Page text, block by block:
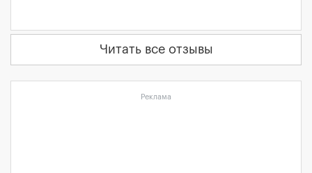
Читать все отзывы
Реклама